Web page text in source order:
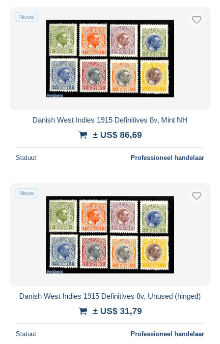
Nieuw
Danish West Indies 1915 Definitives 8v, Mint NH
± US$ 86,69
Statuut Professioneel handelaar
Nieuw
Danish West Indies 1915 Definitives 8v, Unused (hinged)
± US$ 31,79
Statuut Professioneel handelaar